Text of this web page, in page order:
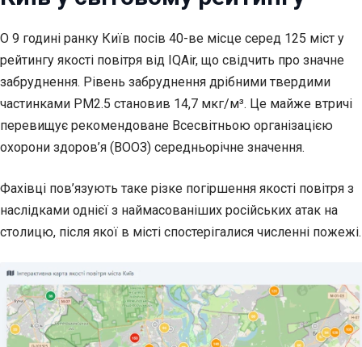
О 9 годині ранку Київ посів 40-ве місце серед 125 міст у
рейтингу якості повітря від IQAir, що свідчить про значне
забруднення. Рівень забруднення дрібними твердими
частинками PM2.5 становив 14,7 мкг/м³. Це майже втричі
перевищує рекомендоване Всесвітньою організацією
охорони здоров’я (ВООЗ) середньорічне значення.
Фахівці пов’язують таке різке погіршення якості повітря з
наслідками однієї з наймасованіших російських атак на
столицю, після якої в місті спостерігалися численні пожежі.